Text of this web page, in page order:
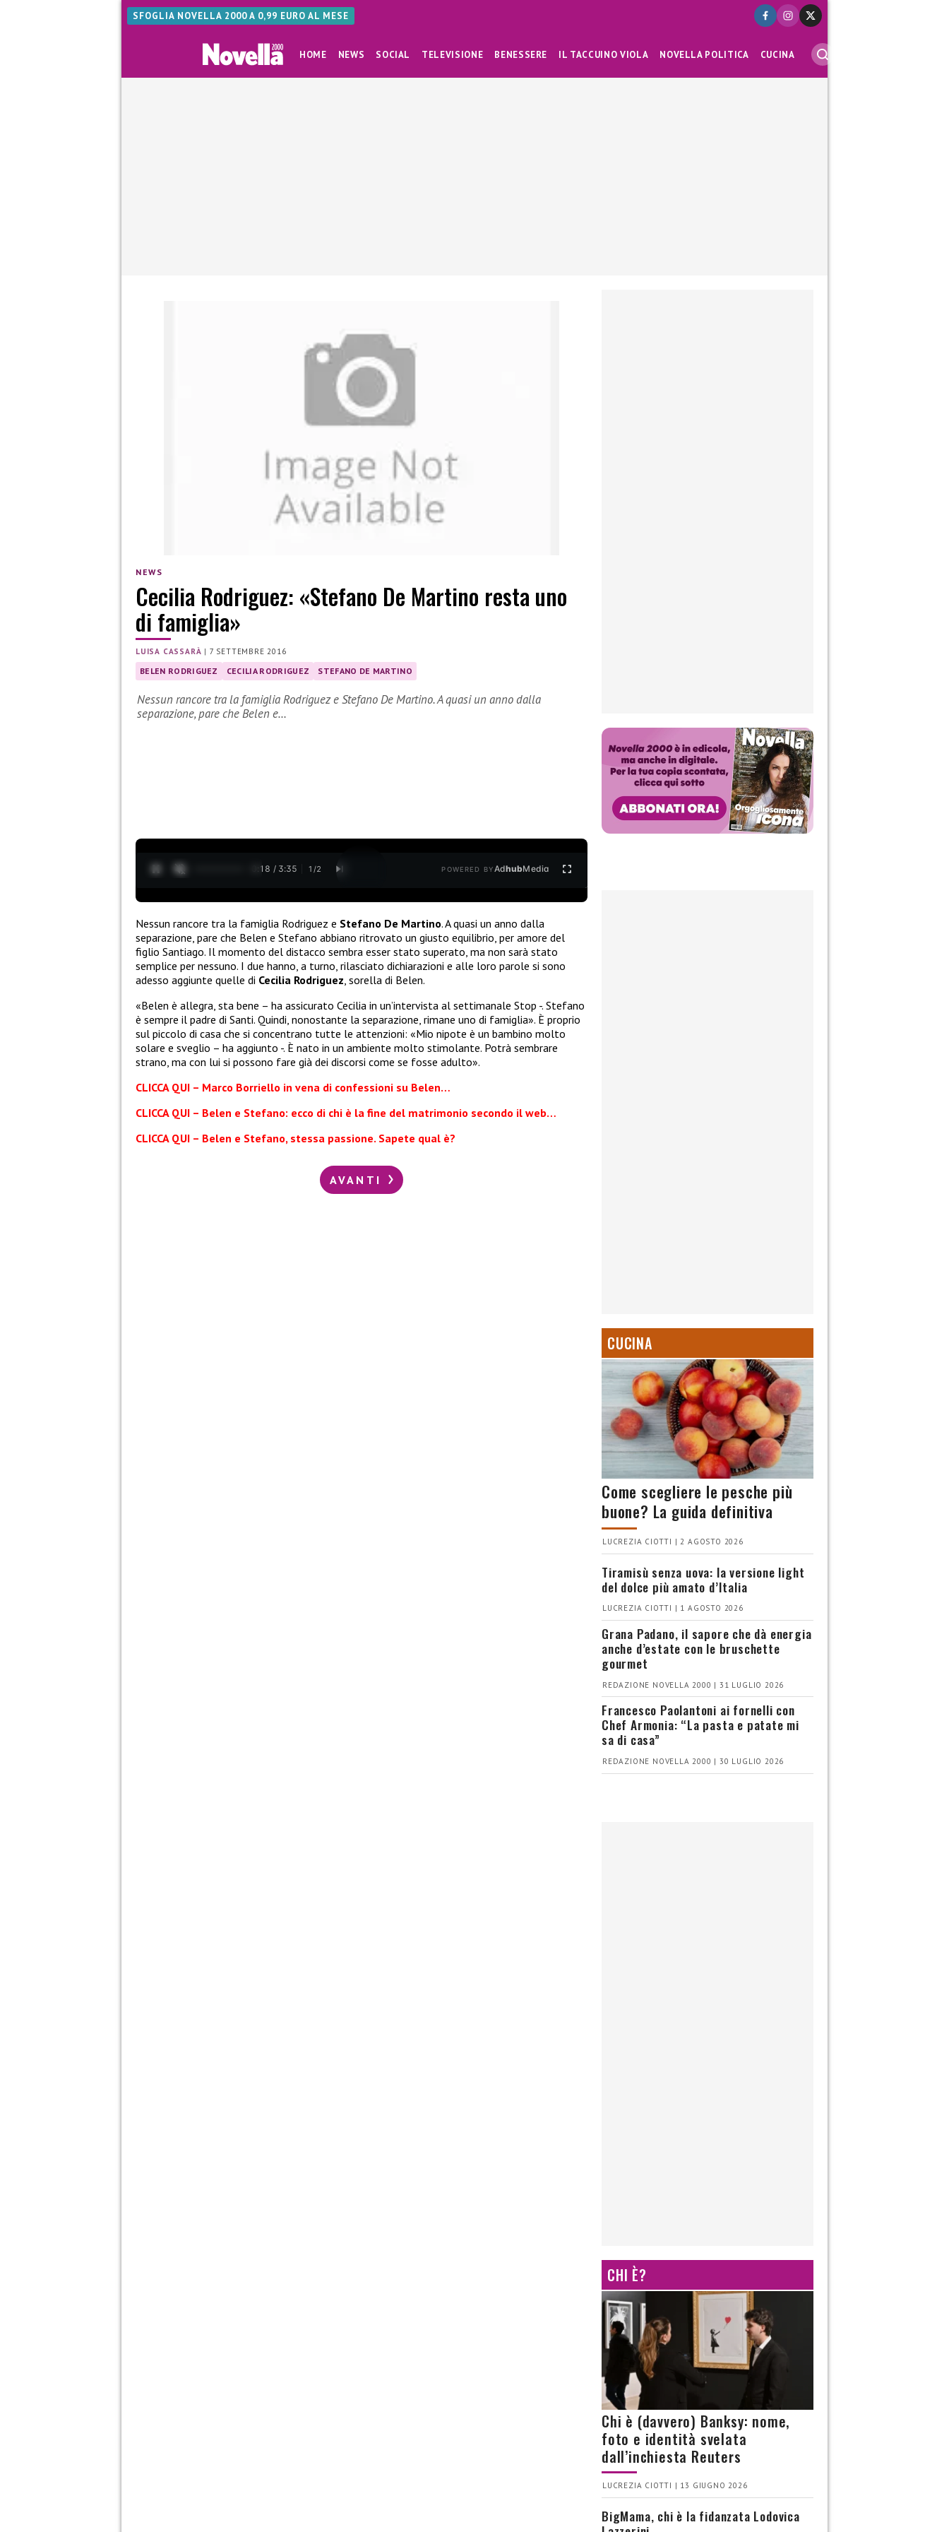
SFOGLIA NOVELLA 2000 A 0,99 EURO AL MESE
HOME NEWS SOCIAL TELEVISIONE BENESSERE IL TACCUINO VIOLA NOVELLA POLITICA CUCINA
NEWS
Cecilia Rodriguez: «Stefano De Martino resta uno
di famiglia»
LUISA CASSARÀ | 7 SETTEMBRE 2016
BELEN RODRIGUEZ CECILIA RODRIGUEZ STEFANO DE MARTINO
Nessun rancore tra la famiglia Rodriguez e Stefano De Martino. A quasi un anno dalla
separazione, pare che Belen e…
0:19 / 3:35 1 /2 POWERED BYAdhubMedia
Nessun rancore tra la famiglia Rodriguez e Stefano De Martino. A quasi un anno dalla
separazione, pare che Belen e Stefano abbiano ritrovato un giusto equilibrio, per amore del
figlio Santiago. Il momento del distacco sembra esser stato superato, ma non sarà stato
semplice per nessuno. I due hanno, a turno, rilasciato dichiarazioni e alle loro parole si sono
adesso aggiunte quelle di Cecilia Rodriguez , sorella di Belen.
«Belen è allegra, sta bene – ha assicurato Cecilia in un’intervista al settimanale Stop -. Stefano
è sempre il padre di Santi. Quindi, nonostante la separazione, rimane uno di famiglia». È proprio
sul piccolo di casa che si concentrano tutte le attenzioni: «Mio nipote è un bambino molto
solare e sveglio – ha aggiunto -. È nato in un ambiente molto stimolante. Potrà sembrare
strano, ma con lui si possono fare già dei discorsi come se fosse adulto».
CLICCA QUI – Marco Borriello in vena di confessioni su Belen…
CLICCA QUI – Belen e Stefano: ecco di chi è la fine del matrimonio secondo il web…
CLICCA QUI – Belen e Stefano, stessa passione. Sapete qual è?
AVANTI
CUCINA
Come scegliere le pesche più
buone? La guida definitiva
LUCREZIA CIOTTI | 2 AGOSTO 2026
Tiramisù senza uova: la versione light
del dolce più amato d’Italia
LUCREZIA CIOTTI | 1 AGOSTO 2026
Grana Padano, il sapore che dà energia
anche d’estate con le bruschette
gourmet
REDAZIONE NOVELLA 2000 | 31 LUGLIO 2026
Francesco Paolantoni ai fornelli con
Chef Armonia: “La pasta e patate mi
sa di casa”
REDAZIONE NOVELLA 2000 | 30 LUGLIO 2026
CHI È?
Chi è (davvero) Banksy: nome,
foto e identità svelata
dall’inchiesta Reuters
LUCREZIA CIOTTI | 13 GIUGNO 2026
BigMama, chi è la fidanzata Lodovica